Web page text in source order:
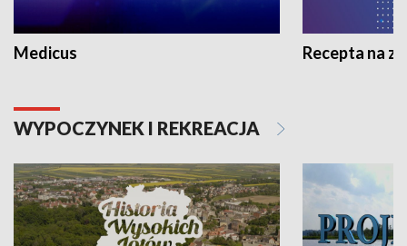
Medicus Recepta na
WYPOCZYNEK I REKREACJA